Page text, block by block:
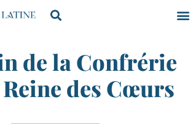
de la Confrérie
des Cœurs